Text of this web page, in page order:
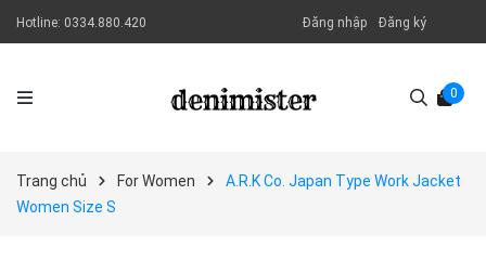
Hotline: 0334.880.420 Đăng nhập Đăng ký
0
Trang chủ For Women
A.R.K Co. Japan Type Work Jacket
Women Size S